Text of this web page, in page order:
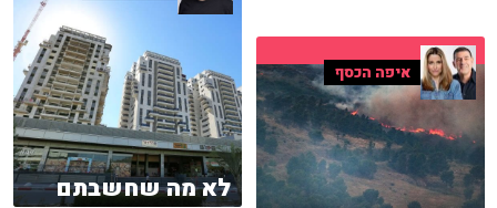
לא מה שחשבתם
איפה הכסף